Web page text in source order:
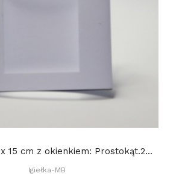
15 cm z okienkiem: Prostokąt.2...
Igiełka-MB